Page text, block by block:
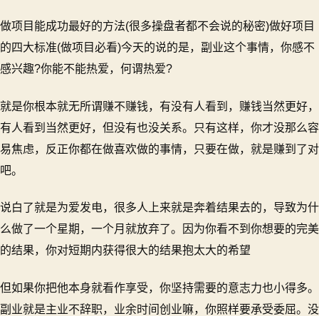
做项目能成功最好的方法(很多操盘者都不会说的秘密)做好项目
的四大标准(做项目必看)今天的说的是，副业这个事情，你感不
感兴趣?你能不能热爱，何谓热爱?
就是你根本就无所谓赚不赚钱，有没有人看到，赚钱当然更好，
有人看到当然更好，但没有也没关系。只有这样，你才没那么容
易焦虑，反正你都在做喜欢做的事情，只要在做，就是赚到了对
吧。
说白了就是为爱发电，很多人上来就是奔着结果去的，导致为什
么做了一个星期，一个月就放弃了。因为你看不到你想要的完美
的结果，你对短期内获得很大的结果抱太大的希望
但如果你把他本身就看作享受，你坚持需要的意志力也小得多。
副业就是主业不辞职，业余时间创业嘛，你照样要承受委屈。没